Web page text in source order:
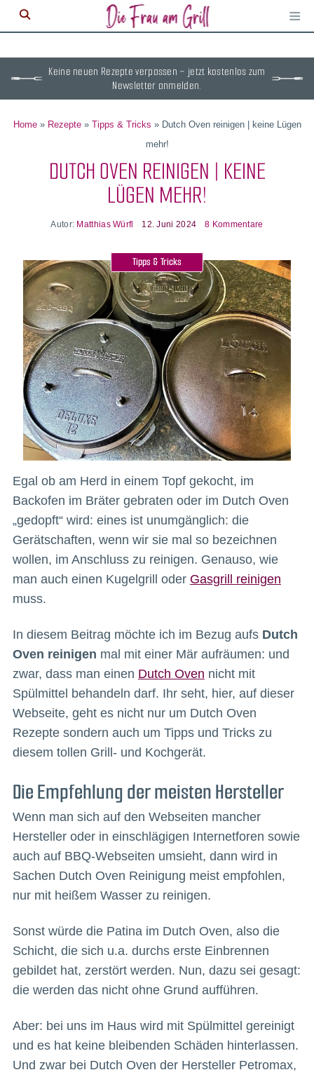
≡
Keine neuen Rezepte verpassen – jetzt kostenlos zum
Newsletter anmelden.
Home» Rezepte» Tipps & Tricks » Dutch Oven reinigen | keine Lügen
mehr!
DUTCH OVEN REINIGEN | KEINE
LÜGEN MEHR!
Autor: Matthias Würfl 12. Juni 2024 8 Kommentare
Tipps & Tricks
Egal ob am Herd in einem Topf gekocht, im
Backofen im Bräter gebraten oder im Dutch Oven
„gedopft“ wird: eines ist unumgänglich: die
Gerätschaften, wenn wir sie mal so bezeichnen
wollen, im Anschluss zu reinigen. Genauso, wie
man auch einen Kugelgrill oder Gasgrill reinigen
muss.
In diesem Beitrag möchte ich im Bezug aufs Dutch
Oven reinigen mal mit einer Mär aufräumen: und
zwar, dass man einen Dutch Oven nicht mit
Spülmittel behandeln darf. Ihr seht, hier, auf dieser
Webseite, geht es nicht nur um Dutch Oven
Rezepte sondern auch um Tipps und Tricks zu
diesem tollen Grill- und Kochgerät.
Die Empfehlung der meisten Hersteller
Wenn man sich auf den Webseiten mancher
Hersteller oder in einschlägigen Internetforen sowie
auch auf BBQ-Webseiten umsieht, dann wird in
Sachen Dutch Oven Reinigung meist empfohlen,
nur mit heißem Wasser zu reinigen.
Sonst würde die Patina im Dutch Oven, also die
Schicht, die sich u.a. durchs erste Einbrennen
gebildet hat, zerstört werden. Nun, dazu sei gesagt:
die werden das nicht ohne Grund aufführen.
Aber: bei uns im Haus wird mit Spülmittel gereinigt
und es hat keine bleibenden Schäden hinterlassen.
Und zwar bei Dutch Oven der Hersteller Petromax,